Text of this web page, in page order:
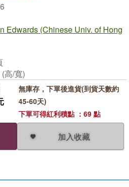
Edwards (Chinese Univ. of Hong
高/寬)
加入收藏
無庫存，下單後進貨(到貨天數約
45-60天)
下單可得紅利積點 ：69 點